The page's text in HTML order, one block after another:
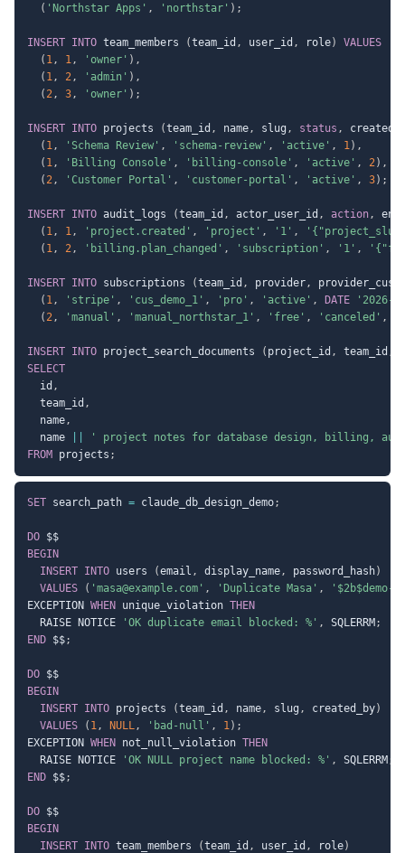
( 'Northstar Apps' , 'northstar' ) ;
INSERT INTO team_members (team_id , user_id , role)
VALUES
( 1, 1, 'owner' ) ,
( 1, 2, 'admin' ) ,
( 2, 3, 'owner' ) ;
INSERT INTO projects (team_id , name, slug , status ,
( 1, 'Schema Review' , 'schema-review' , 'active' , 1) ,
( 1, 'Billing Console' , 'billing-console' , 'active' , 2) ,
( 2, 'Customer Portal' , 'customer-portal' , 'active' , 3) ;
INSERT INTO audit_logs (team_id , actor_user_id , action,
( 1, 1, 'project.created' , 'project' , '1' ,
( 1, 2, 'billing.plan_changed' , 'subscription' , '1' ,
INSERT INTO subscriptions (team_id , provider,
( 1, 'stripe' , 'cus_demo_1' , 'pro' , 'active' , DATE
'2026-
( 2, 'manual' , 'manual_northstar_1' , 'free' , 'canceled' ,
INSERT INTO project_search_documents ( project_id , team_id ,
SELECT
  id
,
  team_id
,
  name
,
  name
' project notes for database design, billing,
FROM projects ;
SET search_path = claude_db_design_demo;
DO
BEGIN
INSERT INTO users (email , display_name, password_hash)
VALUES
( 'masa@example.com' , 'Duplicate Masa' ,
'$2b$demo-
EXCEPTION WHEN unique_violation THEN
  RAISE NOTICE
'OK duplicate email blocked: %' , SQLERRM ;
END $$;
DO
BEGIN
INSERT INTO projects (team_id , name, slug , created_by)
VALUES
( 1, NULL, 'bad-null' , 1) ;
EXCEPTION WHEN not_null_violation THEN
  RAISE NOTICE
'OK NULL project name blocked: %' , SQLERRM ;
END $$;
DO
BEGIN
INSERT INTO team_members (team_id , user_id , role)